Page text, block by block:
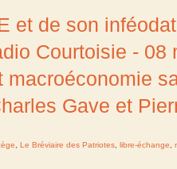
et de son
Courtoisie - 08
macroéconomie
Gave et
Le Bréviaire des Patriotes libre-échange